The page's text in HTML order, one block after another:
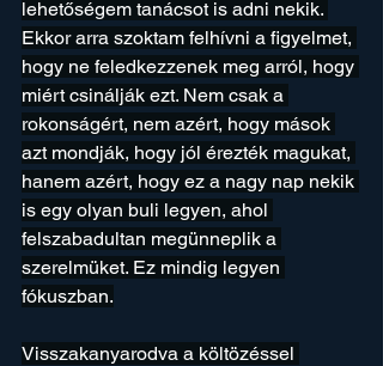
lehetőségem tanácsot is adni nekik.
Ekkor arra szoktam felhívni a figyelmet,
hogy ne feledkezzenek meg arról, hogy
miért csinálják ezt. Nem csak a
rokonságért, nem azért, hogy mások
azt mondják, hogy jól érezték magukat,
hanem azért, hogy ez a nagy nap nekik
is egy olyan buli legyen, ahol
felszabadultan megünneplik a
szerelmüket. Ez mindig legyen
fókuszban.
Visszakanyarodva a költözéssel